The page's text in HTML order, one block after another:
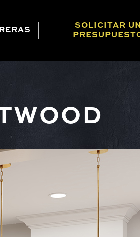
SOLICITAR